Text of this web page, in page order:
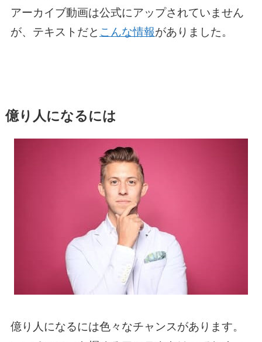
アーカイブ動画は公式にアップされていません
が、テキストだと こんな情報がありました。
億り人になるには
億り人になるには色々なチャンスがあります。